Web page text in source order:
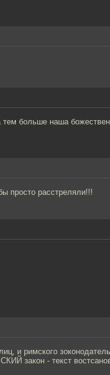
больше наша
просто расстреляли!!!
и римского
закон - текст